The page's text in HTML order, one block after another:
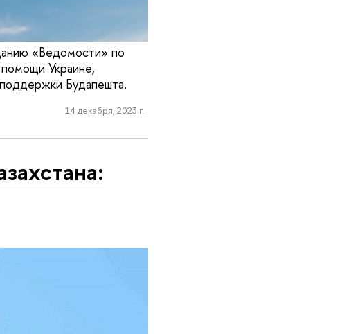
«Ведомости» по
помощи Украине,
Будапешта.
14 декабря, 2023 г.